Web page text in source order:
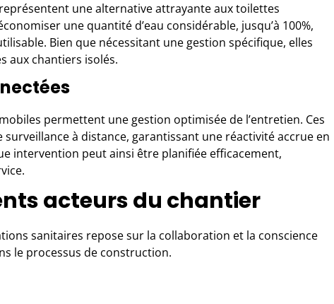
une alternative attrayante aux toilettes
une quantité d’eau considérable, jusqu’à 100%,
Bien que nécessitant une gestion spécifique, elles
aux chantiers isolés.
permettent une gestion optimisée de l’entretien. Ces
à distance, garantissant une réactivité accrue en
intervention peut ainsi être planifiée efficacement,
acteurs du chantier
sanitaires repose sur la collaboration et la conscience
le processus de construction.